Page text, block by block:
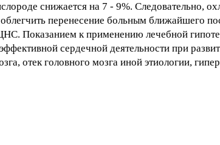
снижается на 7 - 9%. Следовательно,
перенесение больным ближайшего
Показанием к применению лечебной
сердечной деятельности при
отек головного мозга иной этиологии,